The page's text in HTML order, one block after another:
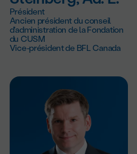
Président
Ancien président du conseil
d'administration de la Fondation
du CUSM
Vice-président de BFL Canada